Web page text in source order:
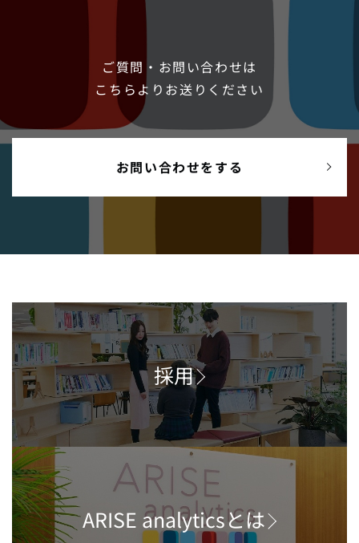
ご質問・お問い合わせは
こちらよりお送りください
お問い合わせをする
採用
ARISE analyticsとは